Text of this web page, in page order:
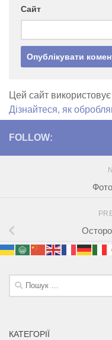
Сайт
Цей сайт
Дізнайтеся, як
FOLLOW:
Пошук:
КАТЕГОРІЇ